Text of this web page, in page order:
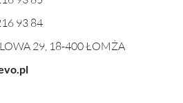
93 84
29, 18-400 ŁOMŻA